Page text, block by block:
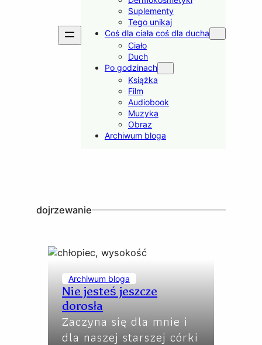
Suplementy
Tego unikaj
Coś dla ciała coś dla ducha
Ciało
Duch
Po godzinach
Książka
Film
Audiobook
Muzyka
Obraz
Archiwum bloga
dojrzewanie
Archiwum bloga
Nie jesteś jeszcze
dorosła
Zaczyna się dla mnie i
dla naszej starszej córki